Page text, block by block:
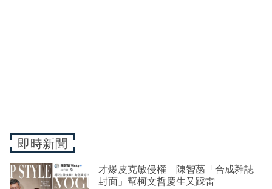
即時新聞
才爆皮克敏侵權 陳智菡「合成雜誌
封面」幫柯文哲慶生又踩雷